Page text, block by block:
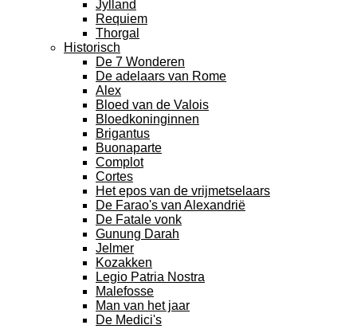
Jylland
Requiem
Thorgal
Historisch
De 7 Wonderen
De adelaars van Rome
Alex
Bloed van de Valois
Bloedkoninginnen
Brigantus
Buonaparte
Complot
Cortes
Het epos van de vrijmetselaars
De Farao's van Alexandrië
De Fatale vonk
Gunung Darah
Jelmer
Kozakken
Legio Patria Nostra
Malefosse
Man van het jaar
De Medici's